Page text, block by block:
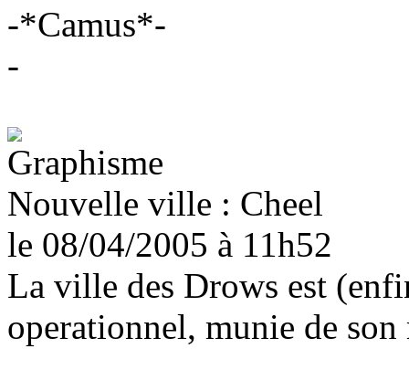
-*Camus*-
-
Nouvelle ville : Cheel
le 08/04/2005 à 11h52
La ville des Drows est
operationnel, munie de